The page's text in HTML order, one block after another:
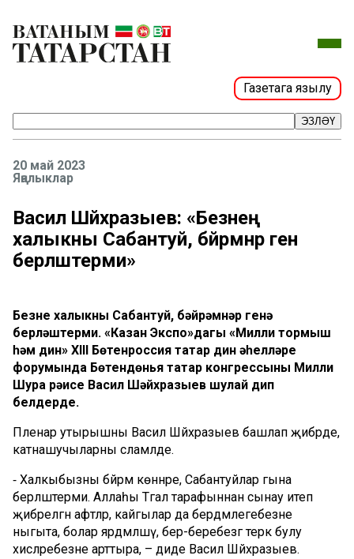
Газетага язылу
ЭЗЛӘҮ
20 май 2023
Яңалыклар
Васил Шәйхразыев: «Безнең
халыкны Сабантуй, бәйрәмнәр генә
берләштерми»
Безнең халыкны Сабантуй, бәйрәмнәр генә
берләштерми. «Казан Экспо»дагы «Милли тормыш
һәм дин» XIII Бөтенроссия татар дин әһелләре
форумында Бөтендөнья татар конгрессының Милли
Шура рәисе Васил Шәйхразыев шулай дип
белдерде.
Пленар утырышны Васил Шәйхразыев башлап җибәрде,
катнашучыларны сәламләде.
⁃ Халкыбызны бәйрәм көннәре, Сабантуйлар гына
берләштерми. Аллаһы Тәгалә тарафыннан сынау итеп
җибәрелгән афәтләр, кайгылар да бердәмлегебезне
ныгыта, болар ярдәмләшү, бер-беребезгә терәк булу
хисләребезне арттыра, – диде Васил Шәйхразыев.